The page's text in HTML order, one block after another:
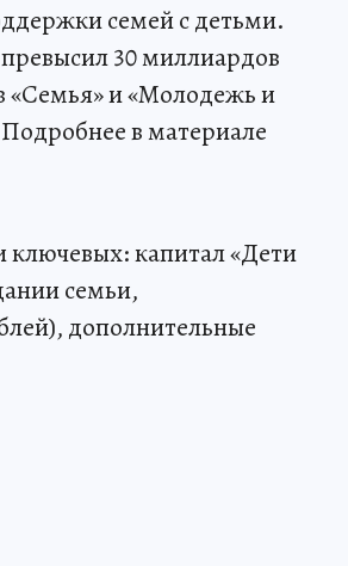
семей с детьми.
30 миллиардов
«Семья» и «Молодежь и
в материале
капитал «Дети
семьи,
дополнительные